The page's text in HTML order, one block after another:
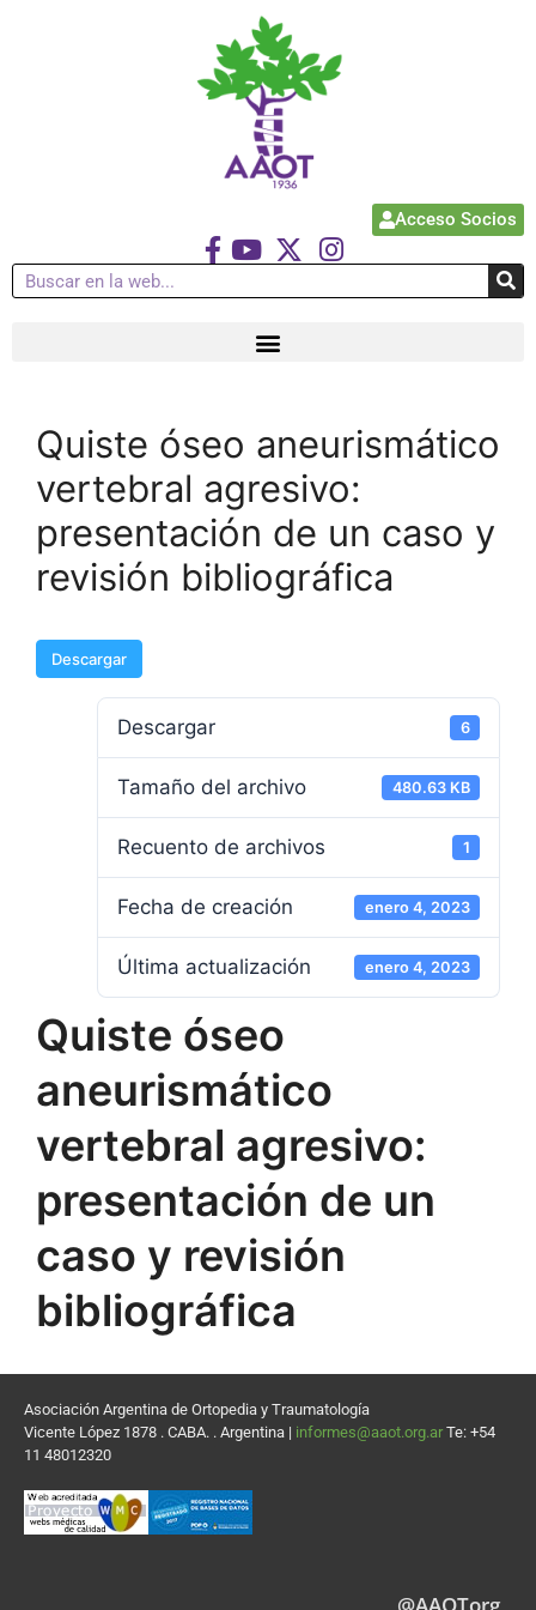
Acceso Socios
Quiste óseo aneurismático
vertebral agresivo:
presentación de un caso y
revisión bibliográfica
Descargar
Descargar 6
Tamaño del archivo 480.63 KB
Recuento de archivos 1
Fecha de creación enero 4, 2023
Última actualización enero 4, 2023
Quiste óseo
aneurismático
vertebral agresivo:
presentación de un
caso y revisión
bibliográfica
Asociación Argentina de Ortopedia y Traumatología
Vicente López 1878 . CABA. . Argentina | informes@aaot.org.ar Te: +54
11 48012320
@AAOTorg